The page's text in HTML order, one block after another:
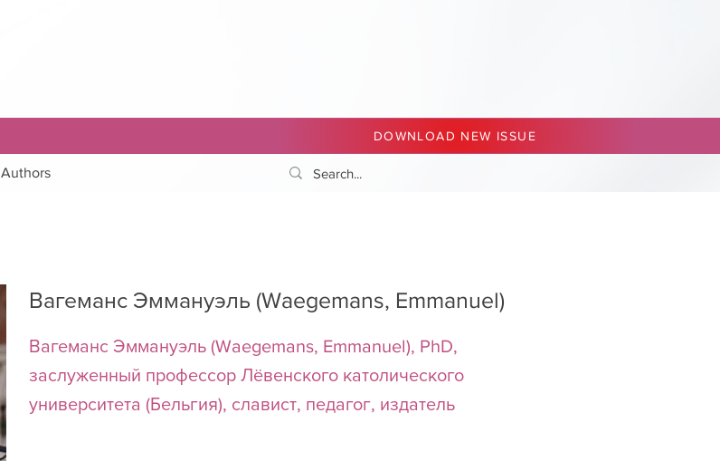
Authors
DOWNLOAD NEW ISSUE
Вагеманс Эммануэль (Waegemans, Emmanuel)
Вагеманс Эммануэль (Waegemans, Emmanuel), PhD,
заслуженный профессор Лёвенского католического
университета (Бельгия), славист, педагог, издатель